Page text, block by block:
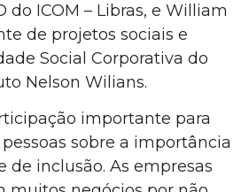
do ICOM – Libras, e William
de projetos sociais e
Social Corporativa do
Nelson Wilians.
importante para
sobre a importância
de inclusão. As empresas